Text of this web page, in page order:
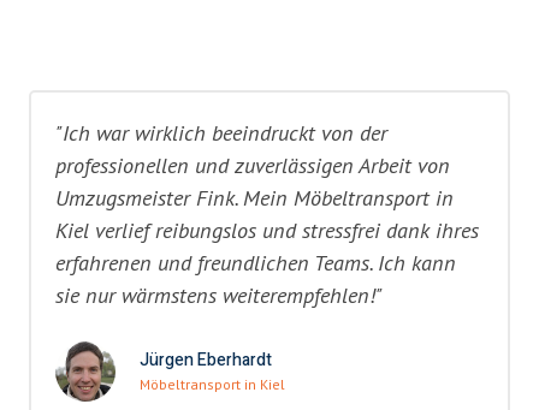
"Ich war wirklich beeindruckt von der
professionellen und zuverlässigen Arbeit von
Umzugsmeister Fink. Mein Möbeltransport in
Kiel verlief reibungslos und stressfrei dank ihres
erfahrenen und freundlichen Teams. Ich kann
sie nur wärmstens weiterempfehlen!"
Jürgen Eberhardt
Möbeltransport in Kiel